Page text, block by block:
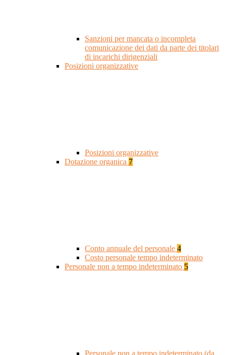
Sanzioni per mancata o incompleta
comunicazione dei dati da parte dei titolari
di incarichi dirigenziali
Posizioni organizzative
Posizioni organizzative
Dotazione organica 7
Conto annuale del personale 4
Costo personale tempo indeterminato
Personale non a tempo indeterminato 5